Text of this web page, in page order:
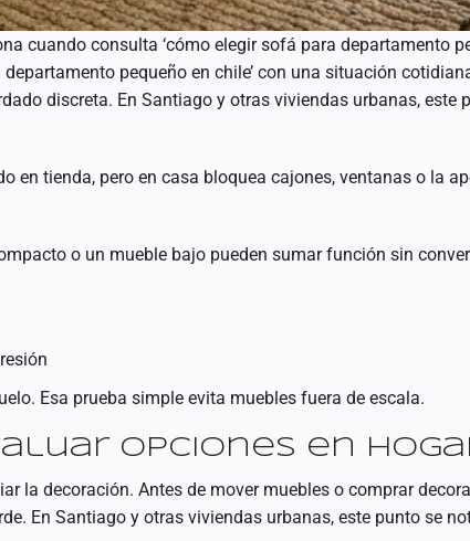
cuando consulta ‘cómo elegir sofá para departamento
pequeño en chile’ con una situación
discreta. En Santiago y otras viviendas urbanas,
en tienda, pero en casa bloquea cajones, ventanas o la
o un mueble bajo pueden sumar función sin
Esa prueba simple evita muebles fuera de escala.
opciones en
la decoración. Antes de mover muebles o comprar
En Santiago y otras viviendas urbanas, este punto se